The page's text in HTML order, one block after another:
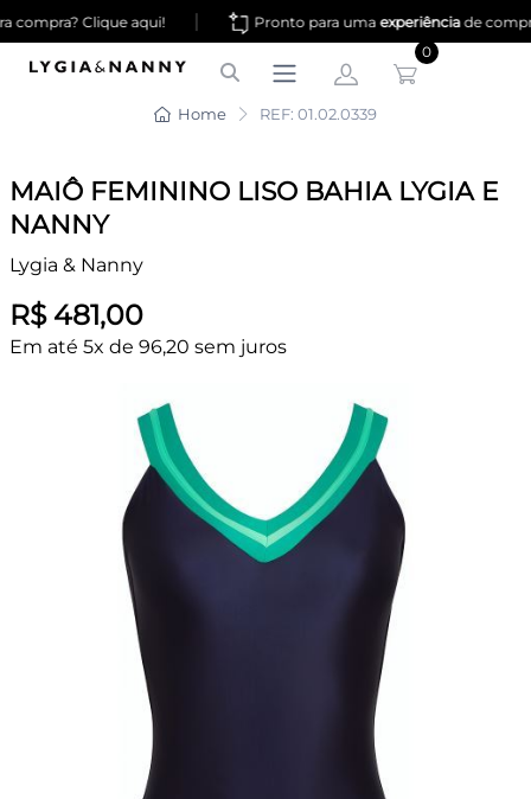
Clique aqui! Pronto para umaexperiênciade
0
Home REF: 01.02.0339
MAIÔ FEMININO LISO BAHIA LYGIA E
NANNY
Lygia & Nanny
R$ 481,00
Em até 5x de 96,20 sem juros